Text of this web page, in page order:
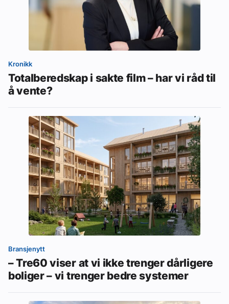
Kronikk
Totalberedskap i sakte film – har vi råd til
å vente?
Bransjenytt
– Tre60 viser at vi ikke trenger dårligere
boliger – vi trenger bedre systemer